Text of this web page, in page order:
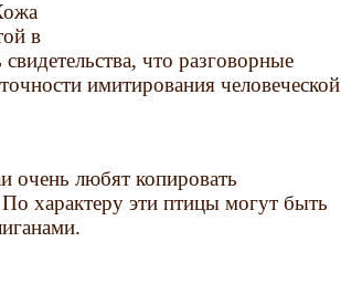
в
что разговорные
имитирования человеческой
очень любят копировать
характеру эти птицы могут быть